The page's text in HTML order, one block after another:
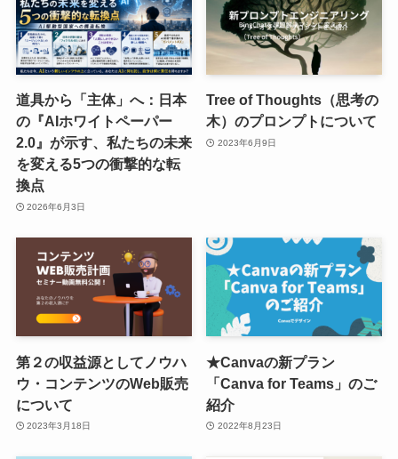
道具から「主体」へ：日本
の『AIホワイトペーパー
2.0』が示す、私たちの未来
を変える5つの衝撃的な転
換点
2026年6月3日
Tree of Thoughts（思考の
木）のプロンプトについて
2023年6月9日
第２の収益源としてノウハ
ウ・コンテンツのWeb販売
について
2023年3月18日
★Canvaの新プラン
「Canva for Teams」のご
紹介
2022年8月23日